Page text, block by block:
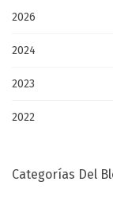
2026
2024
2023
2022
Categorías Del